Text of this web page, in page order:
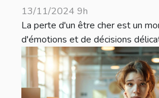
13/11/2024 9h
La perte d'un être cher est un
d'émotions et de décisions